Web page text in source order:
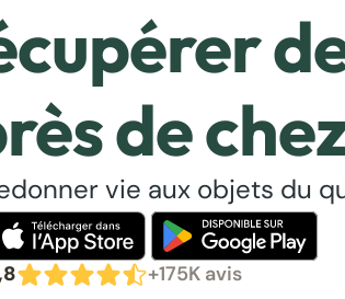
de
vie aux objets du
+175K avis